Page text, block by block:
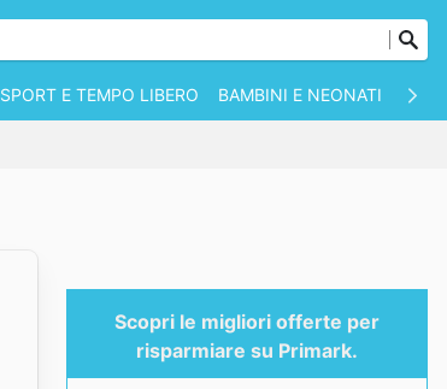
SPORT E TEMPO LIBERO BAMBINI E NEONATI
Scopri le migliori offerte per
risparmiare su Primark.